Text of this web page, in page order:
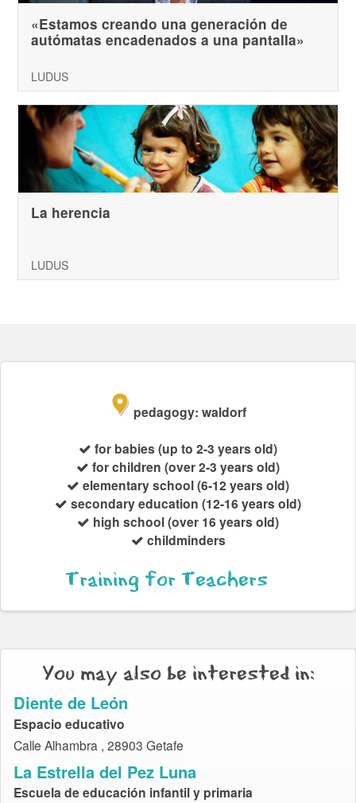
«Estamos creando una generación de
autómatas encadenados a una pantalla»
LUDUS
La herencia
LUDUS
pedagogy: waldorf
for babies (up to 2-3 years old)
for children (over 2-3 years old)
elementary school (6-12 years old)
secondary education (12-16 years old)
high school (over 16 years old)
childminders
Training for Teachers
You may also be interested in:
Diente de León
Espacio educativo
Calle Alhambra , 28903 Getafe
La Estrella del Pez Luna
Escuela de educación infantil y primaria